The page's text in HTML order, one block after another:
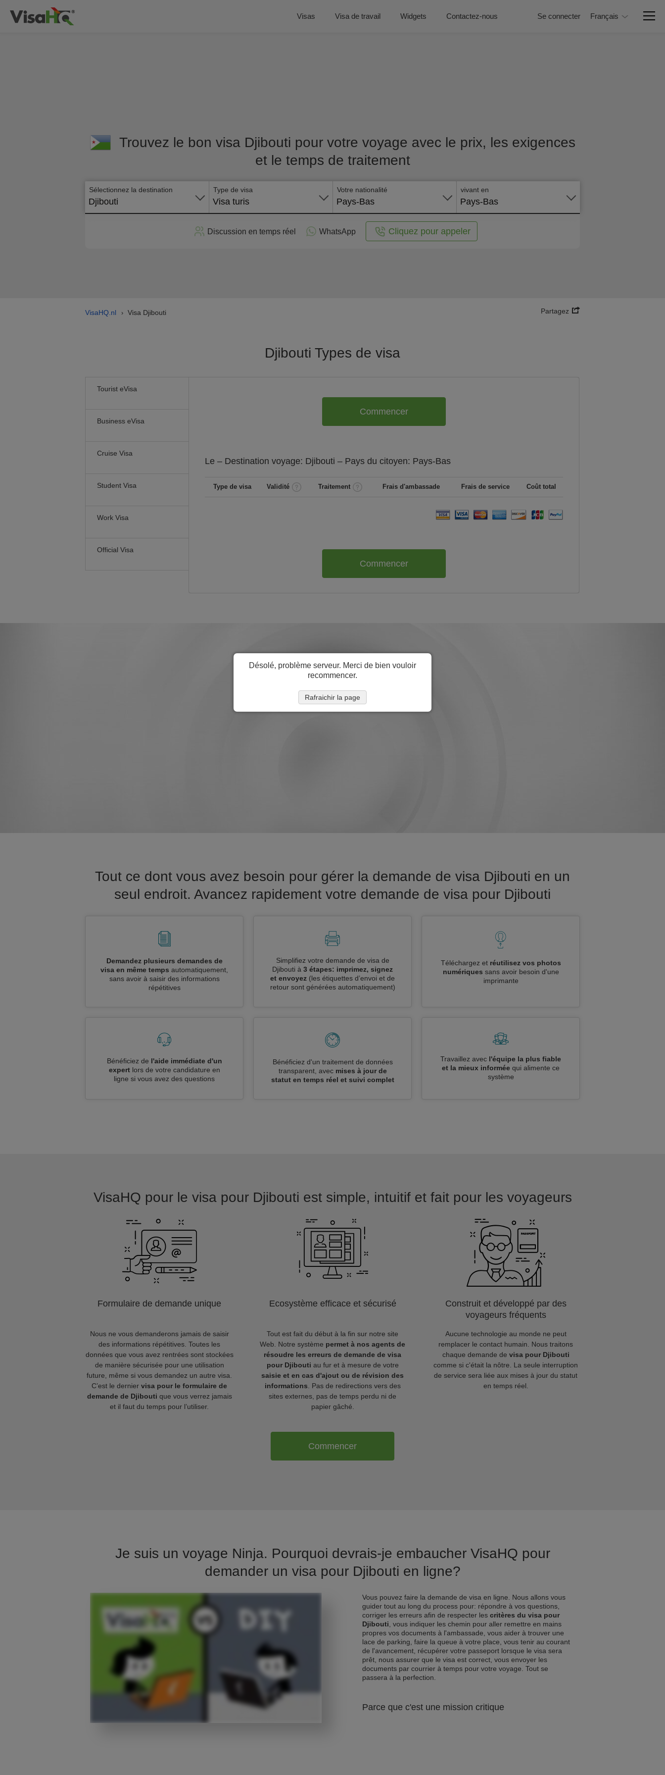
Visas Visa de travail Widgets Contactez-nous Se connecter Français
Trouvez le bon visa Djibouti pour votre voyage avec le prix, les exigences
et le temps de traitement
Sélectionnez la destination
Djibouti
Type de visa
Visa turis
Votre nationalité
Pays-Bas
vivant en
Pays-Bas
Discussion en temps réel WhatsApp Cliquez pour appeler
VisaHQ.nl › Visa Djibouti Partagez
Djibouti Types de visa
Tourist eVisa
Business eVisa
Cruise Visa
Student Visa
Work Visa
Official Visa
Commencer
Le – Destination voyage: Djibouti – Pays du citoyen: Pays-Bas
Type de visa Validité Traitement Frais d'ambassade Frais de service Coût total
Commencer
Tout ce dont vous avez besoin pour gérer la demande de visa Djibouti en un
seul endroit. Avancez rapidement votre demande de visa pour Djibouti
Demandez plusieurs demandes de
visa en même temps automatiquement,
sans avoir à saisir des informations
répétitives
Simplifiez votre demande de visa de
Djibouti à 3 étapes: imprimez, signez
et envoyez (les étiquettes d’envoi et de
retour sont générées automatiquement)
Téléchargez et réutilisez vos photos
numériques sans avoir besoin d'une
imprimante
Bénéficiez de l'aide immédiate d'un
expertlors de votre candidature en
ligne si vous avez des questions
Bénéficiez d'un traitement de données
transparent, avec mises à jour de
statut en temps réel et suivi complet
Travaillez avec l'équipe la plus fiable
et la mieux informée qui alimente ce
système
VisaHQ pour le visa pour Djibouti est simple, intuitif et fait pour les voyageurs
Formulaire de demande unique
Nous ne vous demanderons jamais de saisir
des informations répétitives. Toutes les
données que vous avez rentrées sont stockées
de manière sécurisée pour une utilisation
future, même si vous demandez un autre visa.
C’est le dernier visa pour le formulaire de
demande de Djibouti que vous verrez jamais
et il faut du temps pour l’utiliser.
Ecosystème efficace et sécurisé
Tout est fait du début à la fin sur notre site
Web. Notre système permet à nos agents de
résoudre les erreurs de demande de visa
pour Djibouti au fur et à mesure de votre
saisie et en cas d'ajout ou de révision des
informations . Pas de redirections vers des
sites externes, pas de temps perdu ni de
papier gâché.
Construit et développé par des
voyageurs fréquents
Aucune technologie au monde ne peut
remplacer le contact humain. Nous traitons
chaque demande de visa pour Djibouti
comme si c'était la nôtre. La seule interruption
de service sera liée aux mises à jour du statut
en temps réel.
Commencer
Je suis un voyage Ninja. Pourquoi devrais-je embaucher VisaHQ pour
demander un visa pour Djibouti en ligne?
Vous pouvez faire la demande de visa en ligne. Nous allons vous
guider tout au long du process pour: répondre à vos questions,
corriger les erreurs afin de respecter les critères du visa pour
Djibouti , vous indiquer les chemin pour aller remettre en mains
propres vos documents à l'ambassade, vous aider à trouver une
lace de parking, faire la queue à votre place, vous tenir au courant
de l'avancement, récupérer votre passeport lorsque le visa sera
prêt, nous assurer que le visa est correct, vous envoyer les
documents par courrier à temps pour votre voyage. Tout se
passera à la perfection.
Parce que c'est une mission critique
Désolé, problème serveur. Merci de bien vouloir
recommencer.
Rafraichir la page